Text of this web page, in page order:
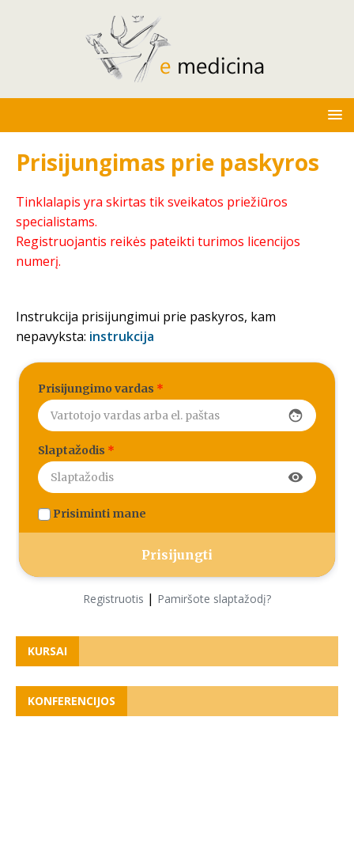
Prisijungimas prie paskyros
Tinklalapis yra skirtas tik sveikatos priežiūros
specialistams.
Registruojantis reikės pateikti turimos licencijos
numerį.
Instrukcija prisijungimui prie paskyros, kam
nepavyksta: instrukcija
Prisijungimo vardas *
face
Slaptažodis *
visibility
Prisiminti mane
Registruotis | Pamiršote slaptažodį?
KURSAI
KONFERENCIJOS